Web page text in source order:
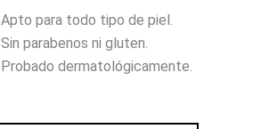
Apto para todo tipo de piel.
Sin parabenos ni gluten.
Probado dermatológicamente.